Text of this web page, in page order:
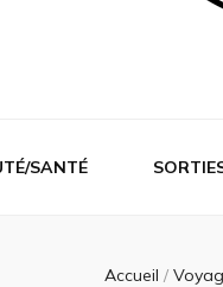
SANTÉ
Accueil /